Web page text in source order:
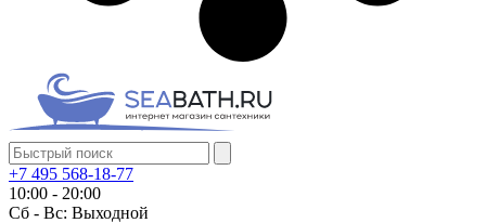
+7 495 568-18-77
10:00 - 20:00
Сб - Вс: Выходной